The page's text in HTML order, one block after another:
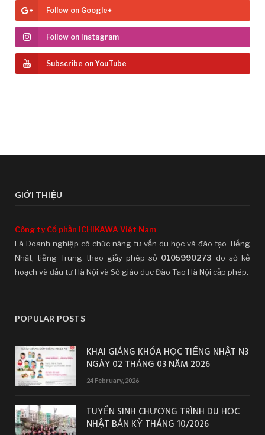
Follow on Google+
Follow on Instagram
Subscribe on YouTube
GIỚI THIỆU
Công ty Cổ phần ICHIKAWA Việt Nam
Là Doanh nghiệp có chức năng tư vấn du học và đào tạo Tiếng
Nhật, tiếng Trung theo giấy phép số 0105990273 do sở kế
hoạch và đầu tư Hà Nội và Sở giáo dục Đào Tạo Hà Nội cấp phép.
POPULAR POSTS
KHAI GIẢNG KHÓA HỌC TIẾNG NHẬT N3
NGÀY 02 THÁNG 03 NĂM 2026
24 February, 2026
TUYỂN SINH CHƯƠNG TRÌNH DU HỌC
NHẬT BẢN KỲ THÁNG 10/2026